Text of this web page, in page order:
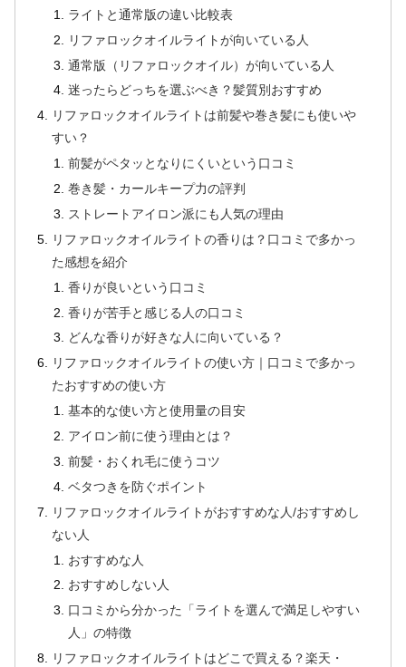
ライトと通常版の違い比較表
リファロックオイルライトが向いている人
通常版（リファロックオイル）が向いている人
迷ったらどっちを選ぶべき？髪質別おすすめ
リファロックオイルライトは前髪や巻き髪にも使いや
すい？
前髪がペタッとなりにくいという口コミ
巻き髪・カールキープ力の評判
ストレートアイロン派にも人気の理由
リファロックオイルライトの香りは？口コミで多かっ
た感想を紹介
香りが良いという口コミ
香りが苦手と感じる人の口コミ
どんな香りが好きな人に向いている？
リファロックオイルライトの使い方｜口コミで多かっ
たおすすめの使い方
基本的な使い方と使用量の目安
アイロン前に使う理由とは？
前髪・おくれ毛に使うコツ
ベタつきを防ぐポイント
リファロックオイルライトがおすすめな人/おすすめし
ない人
おすすめな人
おすすめしない人
口コミから分かった「ライトを選んで満足しやすい
人」の特徴
リファロックオイルライトはどこで買える？楽天・